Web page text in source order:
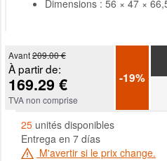
Dimensions : 56 × 47 ×
Avant209.00 €
À partir de:
169.29 €
TVA non comprise
-19%
25 unités disponibles
Entrega en 7 días
M'avertir si le prix change.